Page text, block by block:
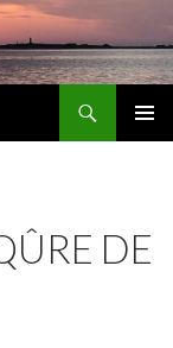
DE